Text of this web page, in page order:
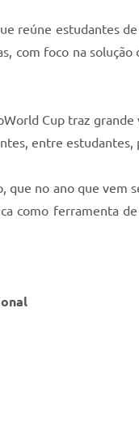
reúne estudantes
com foco na
Cup traz
entre
no ano que vem
como ferramenta